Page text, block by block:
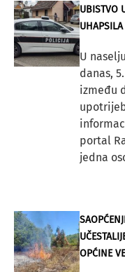
UBISTVO
U
danas,
između
portal
jedna
OPĆINE